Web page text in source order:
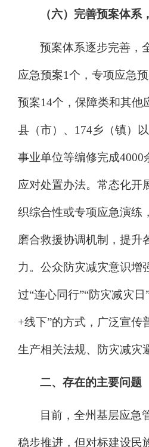
（六）完善预案体
预案体系逐步完善，
应急预案1个，专项应急
预案14个，保障类和其他
县（市）、 174乡（镇）
事业单位等编修完成4000
应对处置办法。 常态化开
织综合性或专项应急演练
磨合救援协调机制，提升
力 。公众防灾减灾意识增
过“连心同行”“防灾减灾日
+线下”的方式，广泛宣传
生产相关法规、防灾减灾
二、存在的主要问题
目前，全州基层应急
稳步推进，但对标建设民